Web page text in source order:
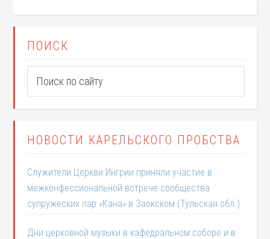
ПОИСК
НОВОСТИ КАРЕЛЬСКОГО ПРОБСТВА
Служители Церкви Ингрии приняли участие в
межконфессиональной встрече сообщества
супружеских пар «Кана» в Заокском (Тульская обл.)
Дни церковной музыки в кафедральном соборе и в